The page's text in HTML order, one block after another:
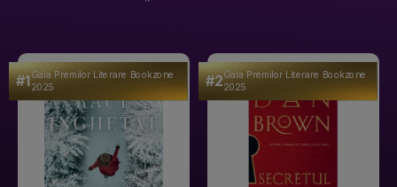
#1Gala Premilor Literare Bookzone
2025
#2Gala Premilor Literare Bookzone
2025